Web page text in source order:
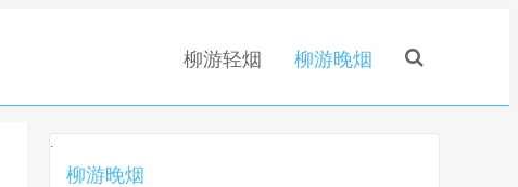
柳游轻烟 柳游晚烟
.
柳游晚烟